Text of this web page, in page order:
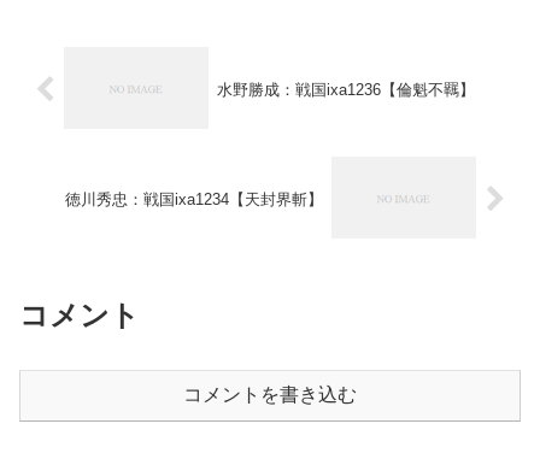
水野勝成：戦国ixa1236【倫魁不羈】
徳川秀忠：戦国ixa1234【天封界斬】
コメント
コメントを書き込む